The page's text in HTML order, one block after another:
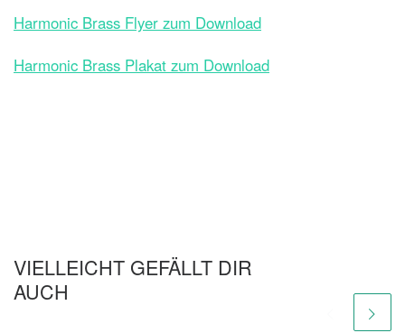
Harmonic Brass Flyer zum Download
Harmonic Brass Plakat zum Download
VIELLEICHT GEFÄLLT DIR
AUCH